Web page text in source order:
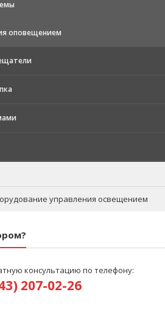
оповещением
управления освещением
консультацию по телефону:
207-02-26